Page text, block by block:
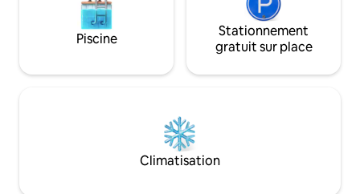
Piscine
Stationnement
gratuit sur place
Climatisation